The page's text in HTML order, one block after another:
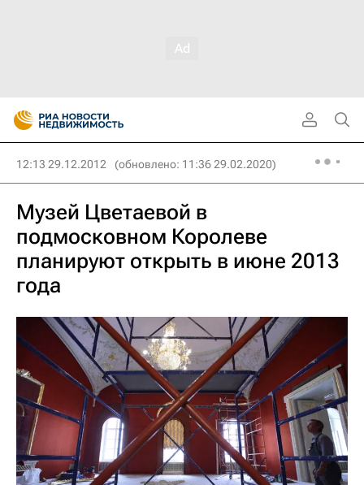
12:13 29.12.2012 (обновлено: 11:36 29.02.2020)
Музей Цветаевой в
подмосковном Королеве
планируют открыть в июне 2013
года